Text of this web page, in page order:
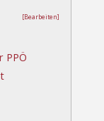
[Bearbeiten]
PPÖ